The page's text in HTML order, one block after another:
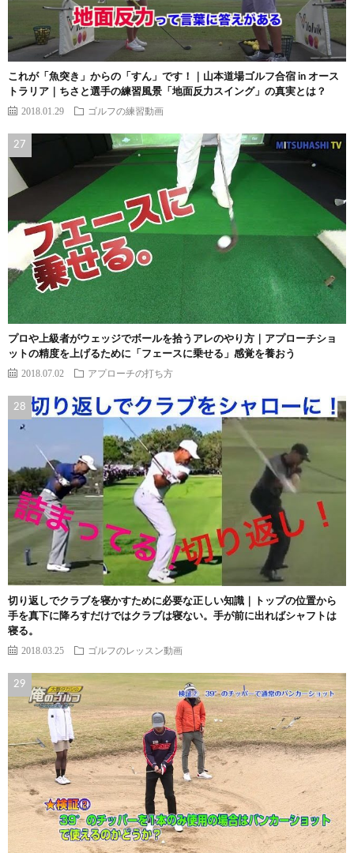
これが「魚突き」からの「すん」です！｜山本道場ゴルフ合宿 in オース
トラリア｜ちさと選手の練習風景「地面反力スイング」の真実とは？
2018.01.29 ゴルフの練習動画
プロや上級者がウェッジでボールを拾うアレのやり方｜アプローチショ
ットの精度を上げるために「フェースに乗せる」感覚を養おう
2018.07.02 アプローチの打ち方
切り返しでクラブを寝かすために必要な正しい知識｜トップの位置から
手を真下に降ろすだけではクラブは寝ない。手が前に出ればシャフトは
寝る。
2018.03.25 ゴルフのレッスン動画